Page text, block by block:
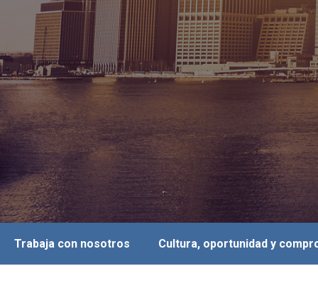
Trabaja con nosotros Cultura, oportunidad y